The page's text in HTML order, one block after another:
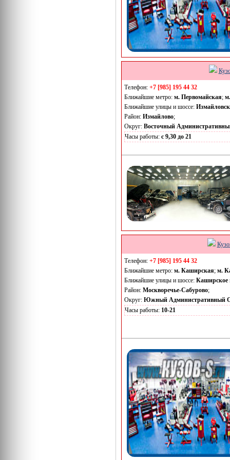
Телефон: +7 [985] 195 44 32
Ближайшие метро: м. Первомайская;
Ближайшие улицы и шоссе:
Район: Измайлово;
Округ: Восточный
Часы работы: с 9,30 до 21
Телефон: +7 [985] 195 44 32
Ближайшие метро: м. Каширская; м.
Ближайшие улицы и шоссе: Каширское
Район: Москворечье-Сабурово;
Округ: Южный Административный
Часы работы: 10-21